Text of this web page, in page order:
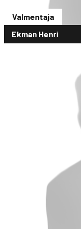
Valmentaja
Ekman Henri